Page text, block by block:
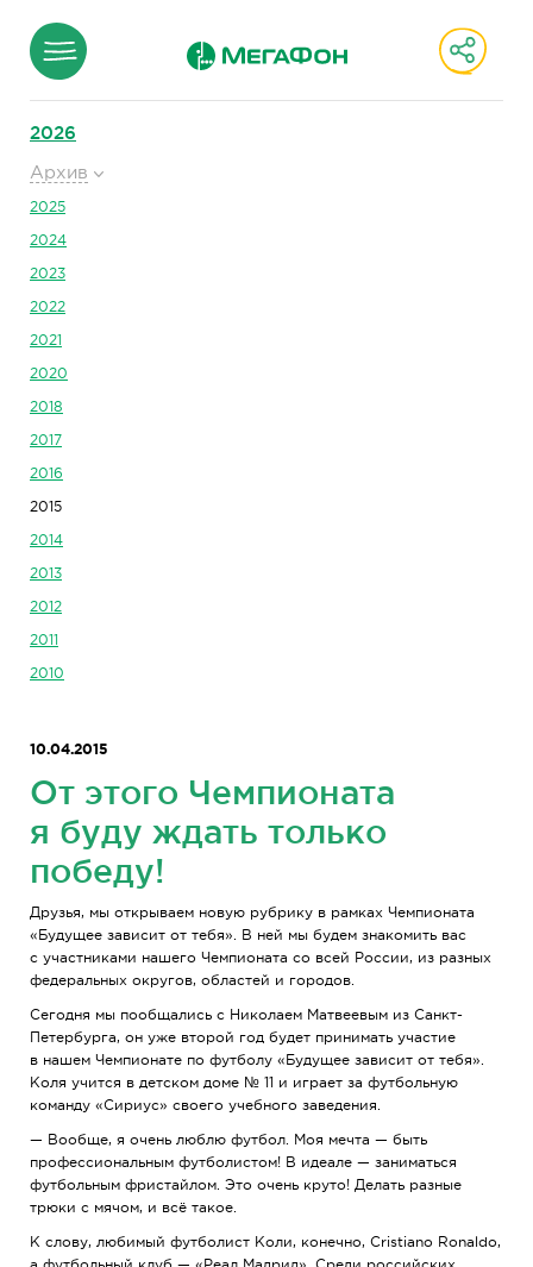
2026
Архив
2025
2024
2023
2022
2021
2020
2018
2017
2016
2015
2014
2013
2012
2011
2010
10.04.2015
От этого Чемпионата
я буду ждать только
победу!
Друзья, мы открываем новую рубрику в рамках Чемпионата
«Будущее зависит от тебя». В ней мы будем знакомить вас
с участниками нашего Чемпионата со всей России, из разных
федеральных округов, областей и городов.
Сегодня мы пообщались с Николаем Матвеевым из Санкт-
Петербурга, он уже второй год будет принимать участие
в нашем Чемпионате по футболу «Будущее зависит от тебя».
Коля учится в детском доме № 11 и играет за футбольную
команду «Сириус» своего учебного заведения.
— Вообще, я очень люблю футбол. Моя мечта — быть
профессиональным футболистом! В идеале — заниматься
футбольным фристайлом. Это очень круто! Делать разные
трюки с мячом, и всё такое.
К слову, любимый футболист Коли, конечно, Cristiano Ronaldo,